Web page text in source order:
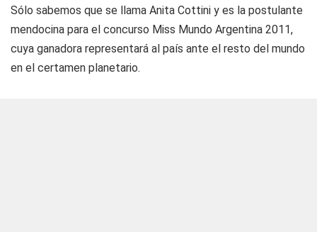
Sólo sabemos que se llama Anita Cottini y es la postulante
mendocina para el concurso Miss Mundo Argentina 2011,
cuya ganadora representará al país ante el resto del mundo
en el certamen planetario.